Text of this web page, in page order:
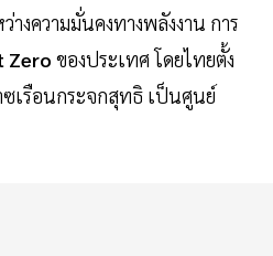
างความมั่นคงทางพลังงาน การ
Zero ของประเทศ โดยไทยตั้ง
เรือนกระจกสุทธิ เป็นศูนย์